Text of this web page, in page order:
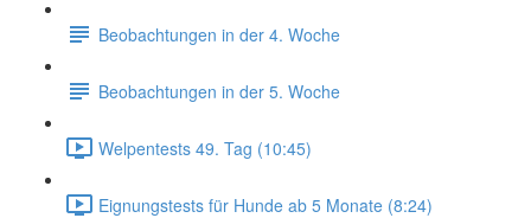
Beobachtungen in der 4. Woche
Beobachtungen in der 5. Woche
Welpentests 49. Tag (10:45)
Eignungstests für Hunde ab 5 Monate (8:24)